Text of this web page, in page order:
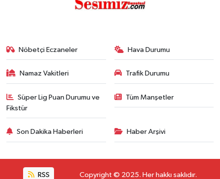
Nöbetçi Eczaneler Hava Durumu
Namaz Vakitleri Trafik Durumu
Süper Lig Puan Durumu ve
Fikstür
Tüm Manşetler
Son Dakika Haberleri Haber Arşivi
RSS Copyright © 2025. Her hakkı saklıdır.